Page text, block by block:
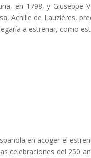
en 1798, y Giuseppe
Achille de Lauzières,
a estrenar, como
en acoger el
celebraciones del 250